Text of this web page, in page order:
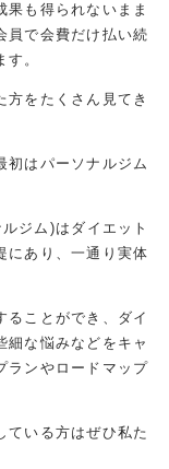
も得られないまま
員で会費だけ払い続
。
をたくさん見てき
初はパーソナルジム
ジム)はダイエット
にあり、一通り実体
ることができ、ダイ
細な悩みなどをキャ
ランやロードマップ
ている方はぜひ私た